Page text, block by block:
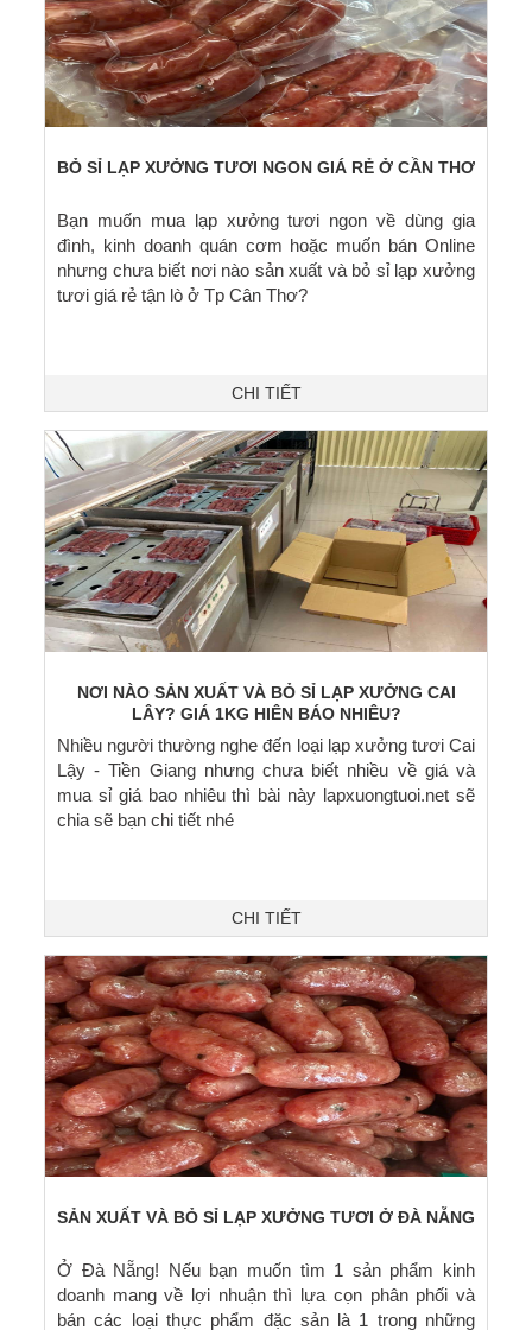
BỎ SỈ LẠP XƯỞNG TƯƠI NGON GIÁ RẺ Ở CẦN THƠ
Bạn muốn mua lạp xưởng tươi ngon về dùng gia
đình, kinh doanh quán cơm hoặc muốn bán Online
nhưng chưa biết nơi nào sản xuất và bỏ sỉ lạp xưởng
tươi giá rẻ tận lò ở Tp Cân Thơ?
CHI TIẾT
NƠI NÀO SẢN XUẤT VÀ BỎ SỈ LẠP XƯỞNG CAI
LẬY? GIÁ 1KG HIỆN BÁO NHIÊU?
Nhiều người thường nghe đến loại lạp xưởng tươi Cai
Lậy - Tiền Giang nhưng chưa biết nhiều về giá và
mua sỉ giá bao nhiêu thì bài này lapxuongtuoi.net sẽ
chia sẽ bạn chi tiết nhé
CHI TIẾT
SẢN XUẤT VÀ BỎ SỈ LẠP XƯỞNG TƯƠI Ở ĐÀ NẴNG
Ở Đà Nẵng! Nếu bạn muốn tìm 1 sản phẩm kinh
doanh mang về lợi nhuận thì lựa cọn phân phối và
bán các loại thực phẩm đặc sản là 1 trong những